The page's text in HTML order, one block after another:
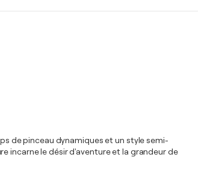
de pinceau dynamiques et un style semi-
incarne le désir d'aventure et la grandeur de